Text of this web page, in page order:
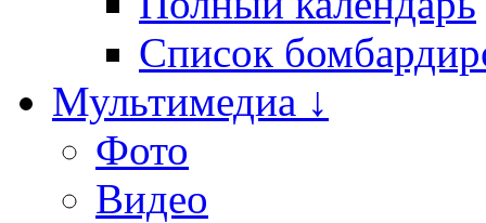
Список
Мультимедиа ↓
Фото
Видео